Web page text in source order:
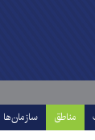
مناطق سازمان‌ها